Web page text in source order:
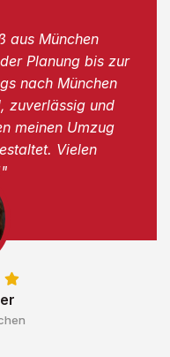
aus München
Planung bis zur
nach München
zuverlässig und
meinen Umzug
Vielen